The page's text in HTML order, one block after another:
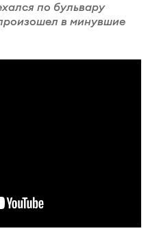
по бульвару
в минувшие